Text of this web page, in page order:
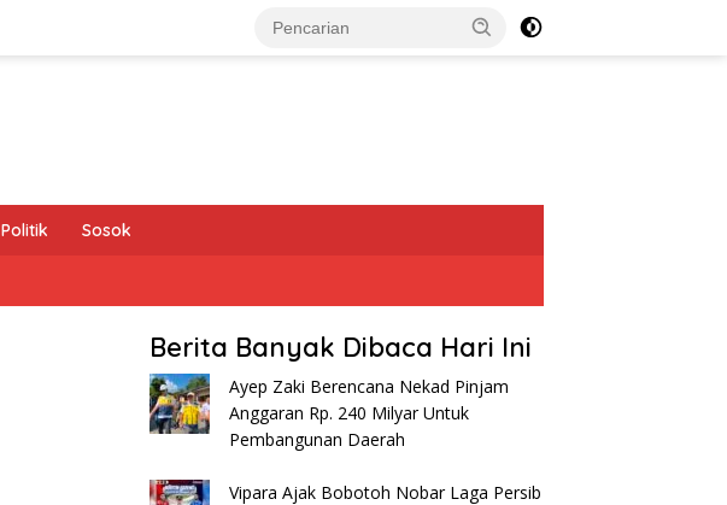
Politik Sosok
Berita Banyak Dibaca Hari Ini
Ayep Zaki Berencana Nekad Pinjam
Anggaran Rp. 240 Milyar Untuk
Pembangunan Daerah
Vipara Ajak Bobotoh Nobar Laga Persib